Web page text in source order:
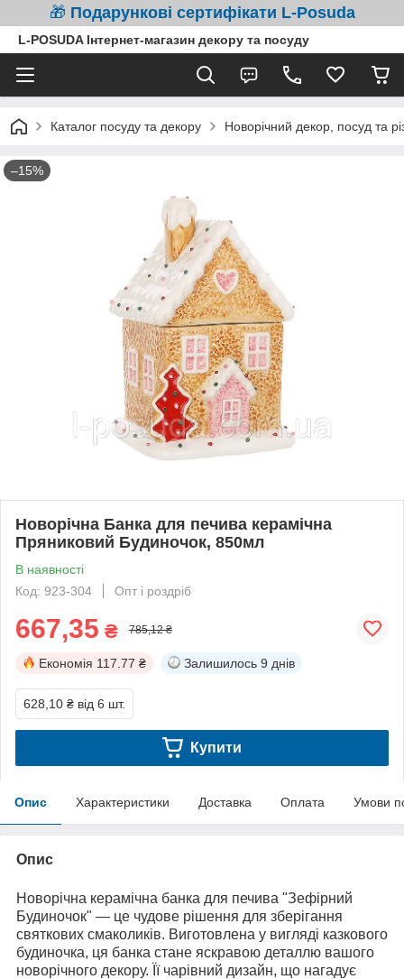
🎁 Подарункові сертифікати L-Posuda
L-POSUDA Інтернет-магазин декору та посуду
Каталог посуду та декору Новорічний декор, посуд та
–15%
Новорічна Банка для печива керамічна
Пряниковий Будиночок, 850мл
В наявності
Код: 923-304
Опт і роздріб
667,35 ₴ 785,12 ₴
Економія 117.77 ₴ Залишилось 9 днів
628,10 ₴ від 6 шт.
Купити
Опис Характеристики Доставка Оплата Умови
Опис
Новорічна керамічна банка для печива "Зефірний
Будиночок" — це чудове рішення для зберігання
святкових смаколиків. Виготовлена у вигляді казкового
будиночка, ця банка стане яскравою деталлю вашого
новорічного декору. Її чарівний дизайн, що нагадує